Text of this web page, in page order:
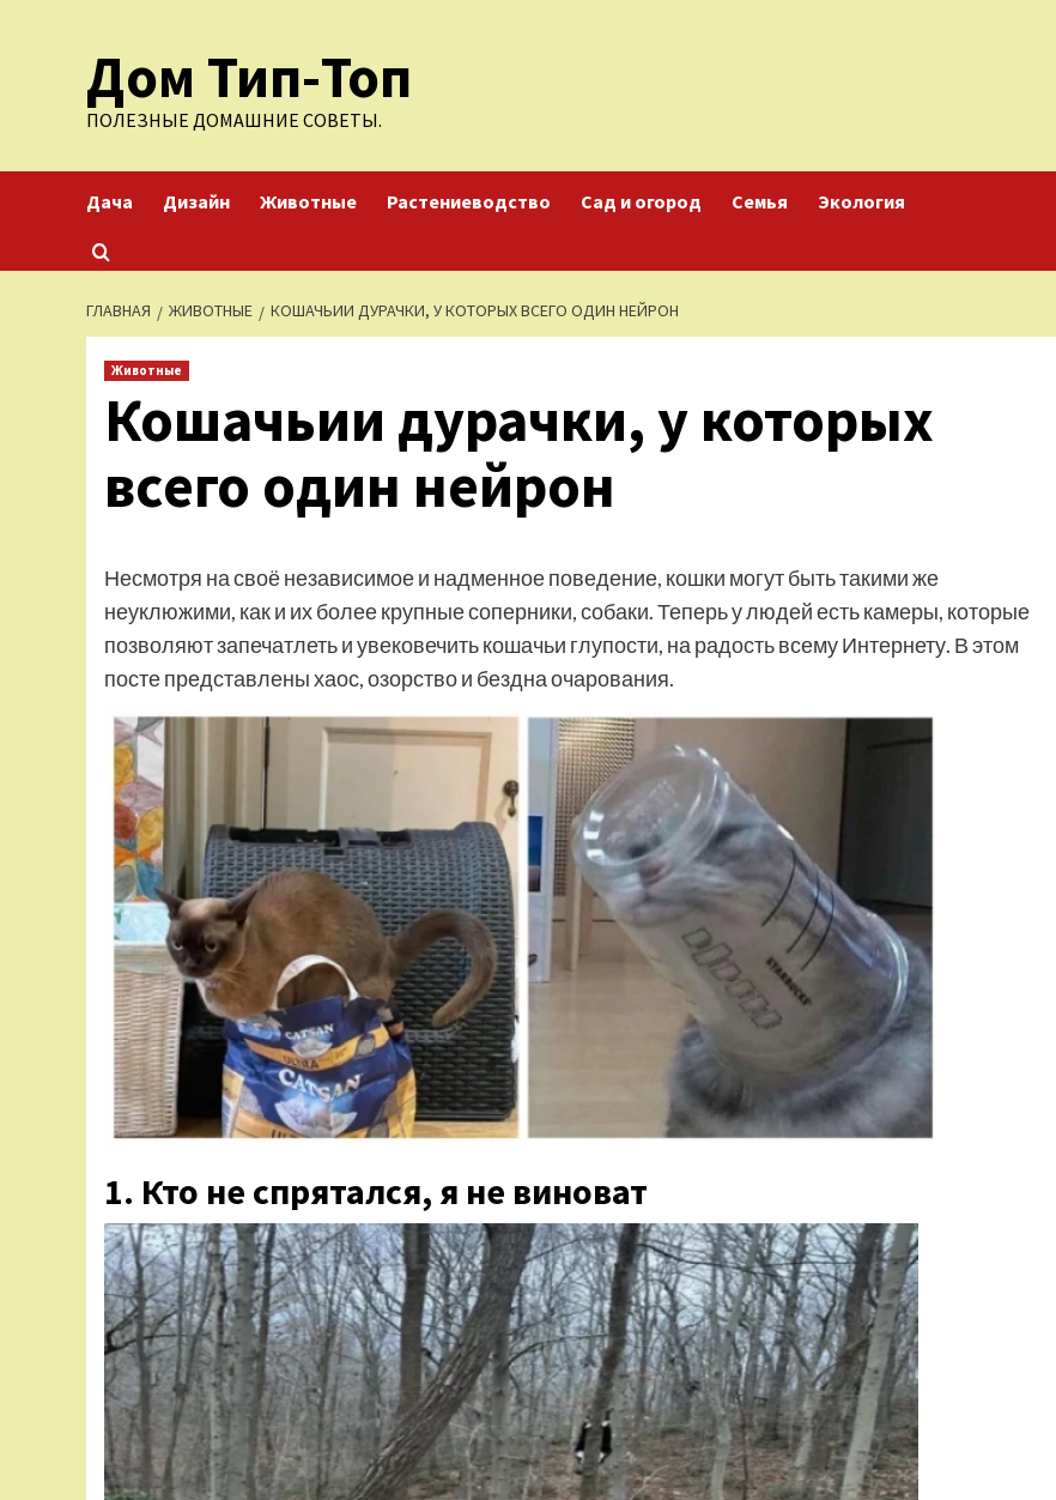
содержимомуДом Тип-Топ
ПОЛЕЗНЫЕ ДОМАШНИЕ СОВЕТЫ.
Дача Дизайн Животные Растениеводство Сад и огород Семья Экология
ГЛАВНАЯ ЖИВОТНЫЕ КОШАЧЬИИ ДУРАЧКИ, У КОТОРЫХ ВСЕГО ОДИН НЕЙРОН
Животные
Кошачьии дурачки, у которых
всего один нейрон
Несмотря на своё независимое и надменное поведение, кошки могут быть такими же
неуклюжими, как и их более крупные соперники, собаки. Теперь у людей есть камеры, которые
позволяют запечатлеть и увековечить кошачьи глупости, на радость всему Интернету. В этом
посте представлены хаос, озорство и бездна очарования.
1. Кто не спрятался, я не виноват